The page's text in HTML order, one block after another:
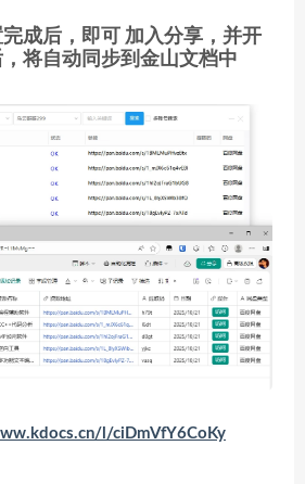
成后，即可 加入分享，并开
将自动同步到金山文档中
l/ciDmVfY6CoKy